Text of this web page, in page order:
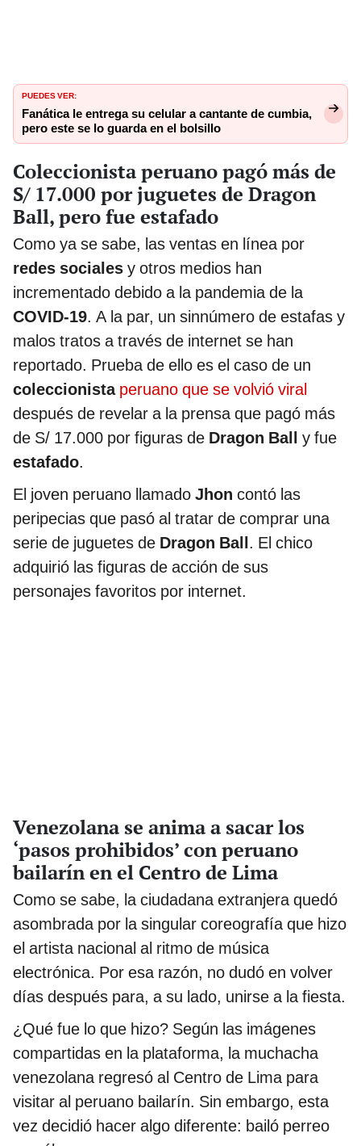
PUEDES VER:
Fanática le entrega su celular a cantante de cumbia,
pero este se lo guarda en el bolsillo
Coleccionista peruano pagó más de
S/ 17.000 por juguetes de Dragon
Ball, pero fue estafado
Como ya se sabe, las ventas en línea por
redes sociales y otros medios han
incrementado debido a la pandemia de la
COVID-19. A la par, un sinnúmero de estafas y
malos tratos a través de internet se han
reportado. Prueba de ello es el caso de un
coleccionista peruano que se volvió viral
después de revelar a la prensa que pagó más
de S/ 17.000 por figuras de Dragon Ball y fue
estafado.
El joven peruano llamado Jhon contó las
peripecias que pasó al tratar de comprar una
serie de juguetes de Dragon Ball. El chico
adquirió las figuras de acción de sus
personajes favoritos por internet.
Venezolana se anima a sacar los
‘pasos prohibidos’ con peruano
bailarín en el Centro de Lima
Como se sabe, la ciudadana extranjera quedó
asombrada por la singular coreografía que hizo
el artista nacional al ritmo de música
electrónica. Por esa razón, no dudó en volver
días después para, a su lado, unirse a la fiesta.
¿Qué fue lo que hizo? Según las imágenes
compartidas en la plataforma, la muchacha
venezolana regresó al Centro de Lima para
visitar al peruano bailarín. Sin embargo, esta
vez decidió hacer algo diferente: bailó perreo